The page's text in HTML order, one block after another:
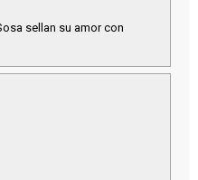
sellan su amor con